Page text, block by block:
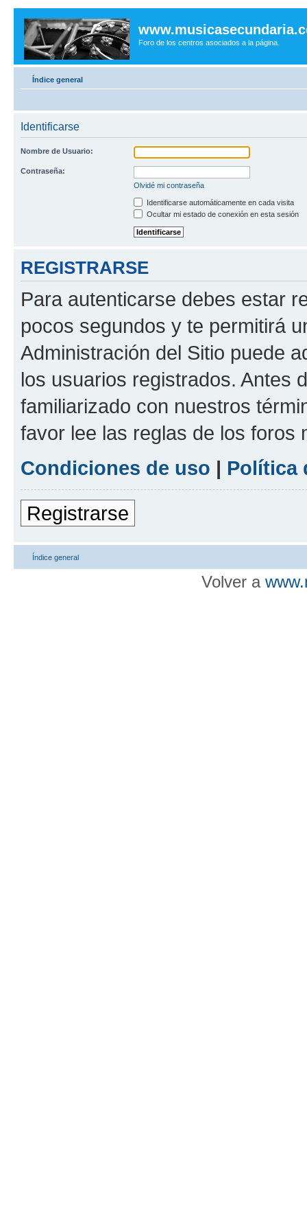
Foro de los centros asociados a la página.
Índice general
Identificarse
Nombre de Usuario:
Contraseña:
Olvidé mi contraseña
Identificarse automáticamente en cada visita
Ocultar mi estado de conexión en esta sesión
REGISTRARSE
Para autenticarse debes estar
pocos segundos y te permitirá
Administración del Sitio puede
los usuarios registrados. Antes
familiarizado con nuestros
favor lee las reglas de los foros
Condiciones de uso | Política
Registrarse
Índice general
Volver a